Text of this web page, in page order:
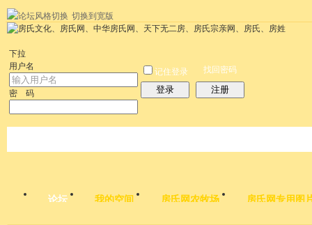
切换到宽版
下拉
用户名
密 码
记住登录
登录
找回密码
注册
论坛 我的空间 房氏网农牧场 房氏网专用图